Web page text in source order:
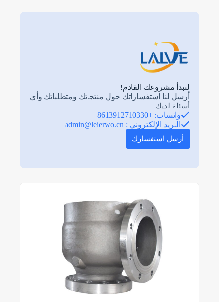
لنبدأ مشروعك القادم!
أرسل لنا استفساراتك حول منتجاتك ومتطلباتك وأي
أسئلة لديك
واتساب: +8613912710330
البريد الإلكتروني : admin@leierwo.cn
أرسل استفسارك